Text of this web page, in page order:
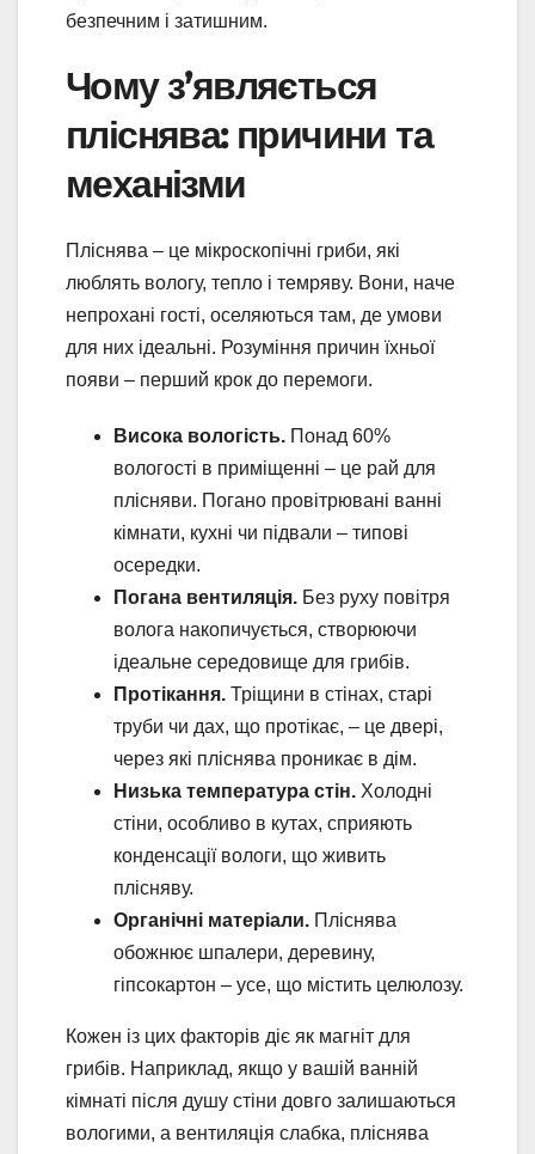
безпечним і затишним.
Чому з’являється
пліснява: причини та
механізми
Пліснява – це мікроскопічні гриби, які
люблять вологу, тепло і темряву. Вони, наче
непрохані гості, оселяються там, де умови
для них ідеальні. Розуміння причин їхньої
появи – перший крок до перемоги.
Висока вологість. Понад 60%
вологості в приміщенні – це рай для
плісняви. Погано провітрювані ванні
кімнати, кухні чи підвали – типові
осередки.
Погана вентиляція. Без руху повітря
волога накопичується, створюючи
ідеальне середовище для грибів.
Протікання. Тріщини в стінах, старі
труби чи дах, що протікає, – це двері,
через які пліснява проникає в дім.
Низька температура стін. Холодні
стіни, особливо в кутах, сприяють
конденсації вологи, що живить
плісняву.
Органічні матеріали. Пліснява
обожнює шпалери, деревину,
гіпсокартон – усе, що містить целюлозу.
Кожен із цих факторів діє як магніт для
грибів. Наприклад, якщо у вашій ванній
кімнаті після душу стіни довго залишаються
вологими, а вентиляція слабка, пліснява